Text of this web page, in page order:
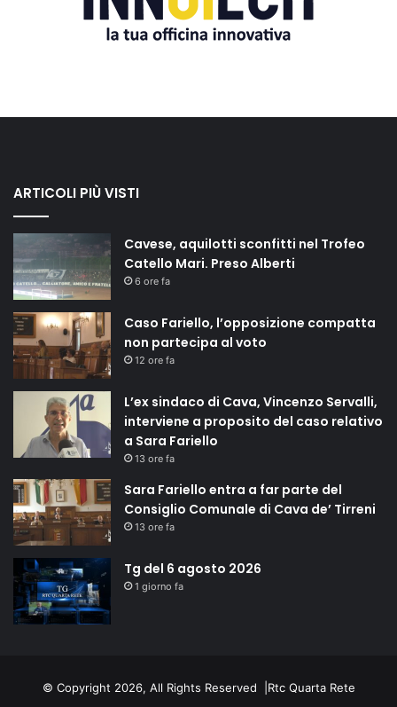
ARTICOLI PIÙ VISTI
Cavese, aquilotti sconfitti nel Trofeo
Catello Mari. Preso Alberti
6 ore fa
Caso Fariello, l’opposizione compatta
non partecipa al voto
12 ore fa
L’ex sindaco di Cava, Vincenzo Servalli,
interviene a proposito del caso relativo
a Sara Fariello
13 ore fa
Sara Fariello entra a far parte del
Consiglio Comunale di Cava de’ Tirreni
13 ore fa
Tg del 6 agosto 2026
1 giorno fa
© Copyright 2026, All Rights Reserved | Rtc Quarta Rete